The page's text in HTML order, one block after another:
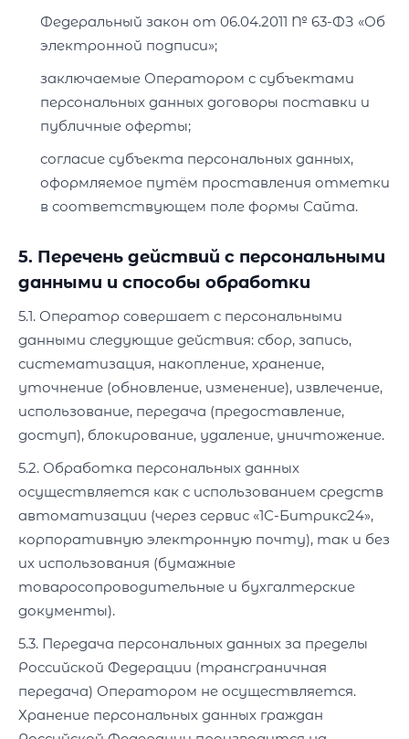
Федеральный закон от 06.04.2011 № 63-ФЗ «Об
электронной подписи»;
заключаемые Оператором с субъектами
персональных данных договоры поставки и
публичные оферты;
согласие субъекта персональных данных,
оформляемое путём проставления отметки
в соответствующем поле формы Сайта.
5. Перечень действий с персональными
данными и способы обработки
5.1. Оператор совершает с персональными
данными следующие действия: сбор, запись,
систематизация, накопление, хранение,
уточнение (обновление, изменение), извлечение,
использование, передача (предоставление,
доступ), блокирование, удаление, уничтожение.
5.2. Обработка персональных данных
осуществляется как с использованием средств
автоматизации (через сервис «1С-Битрикс24»,
корпоративную электронную почту), так и без
их использования (бумажные
товаросопроводительные и бухгалтерские
документы).
5.3. Передача персональных данных за пределы
Российской Федерации (трансграничная
передача) Оператором не осуществляется.
Хранение персональных данных граждан